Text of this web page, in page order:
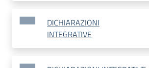
DICHIARAZIONI
INTEGRATIVE